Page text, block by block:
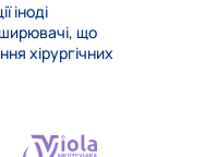
іноді
що
хірургічних